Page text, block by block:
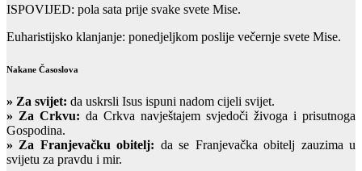
ISPOVIJED: pola sata prije svake svete Mise.
Euharistijsko klanjanje: ponedjeljkom poslije večernje svete Mise.
Nakane Časoslova
» Za svijet: da uskrsli Isus ispuni nadom cijeli svijet.
» Za Crkvu: da Crkva navještajem svjedoči živoga i prisutnoga
Gospodina.
» Za Franjevačku obitelj: da se Franjevačka obitelj zauzima u
svijetu za pravdu i mir.